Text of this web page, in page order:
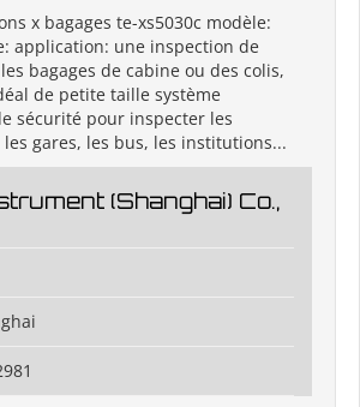
x bagages te-xs5030c modèle:
application: une inspection de
bagages de cabine ou des colis,
de petite taille système
sécurité pour inspecter les
les gares, les bus, les institutions...
(Shanghai) Co.,